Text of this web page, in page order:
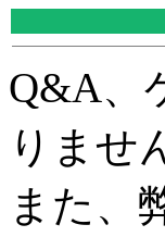
Q&A、
りませ
また、